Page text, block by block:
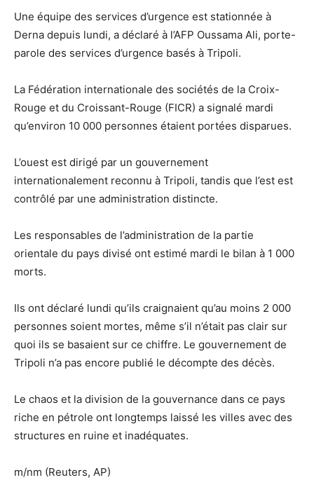
Une équipe des services d’urgence est stationnée à
Derna depuis lundi, a déclaré à l’AFP Oussama Ali, porte-
parole des services d’urgence basés à Tripoli.
La Fédération internationale des sociétés de la Croix-
Rouge et du Croissant-Rouge (FICR) a signalé mardi
qu’environ 10 000 personnes étaient portées disparues.
L’ouest est dirigé par un gouvernement
internationalement reconnu à Tripoli, tandis que l’est est
contrôlé par une administration distincte.
Les responsables de l’administration de la partie
orientale du pays divisé ont estimé mardi le bilan à 1 000
morts.
Ils ont déclaré lundi qu’ils craignaient qu’au moins 2 000
personnes soient mortes, même s’il n’était pas clair sur
quoi ils se basaient sur ce chiffre. Le gouvernement de
Tripoli n’a pas encore publié le décompte des décès.
Le chaos et la division de la gouvernance dans ce pays
riche en pétrole ont longtemps laissé les villes avec des
structures en ruine et inadéquates.
m/nm (Reuters, AP)